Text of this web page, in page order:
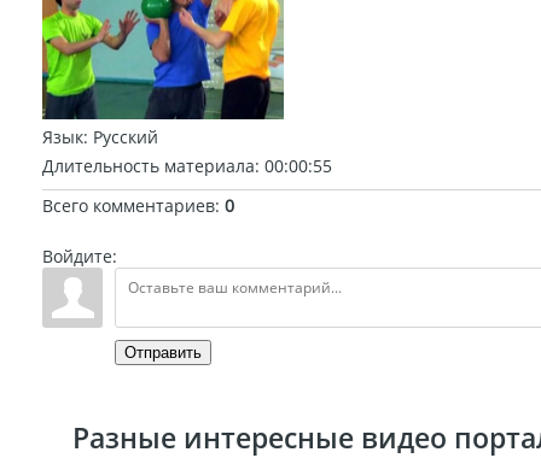
Язык: Русский
Длительность материала: 00:00:55
Всего комментариев: 0
Войдите:
Отправить
Разные интересные видео